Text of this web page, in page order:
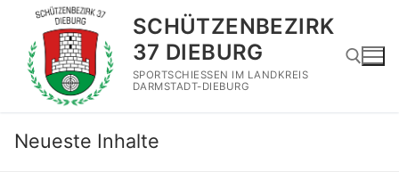
springen
SCHÜTZENBEZIRK
37 DIEBURG
SPORTSCHIESSEN IM LANDKREIS
DARMSTADT-DIEBURG
Neueste Inhalte